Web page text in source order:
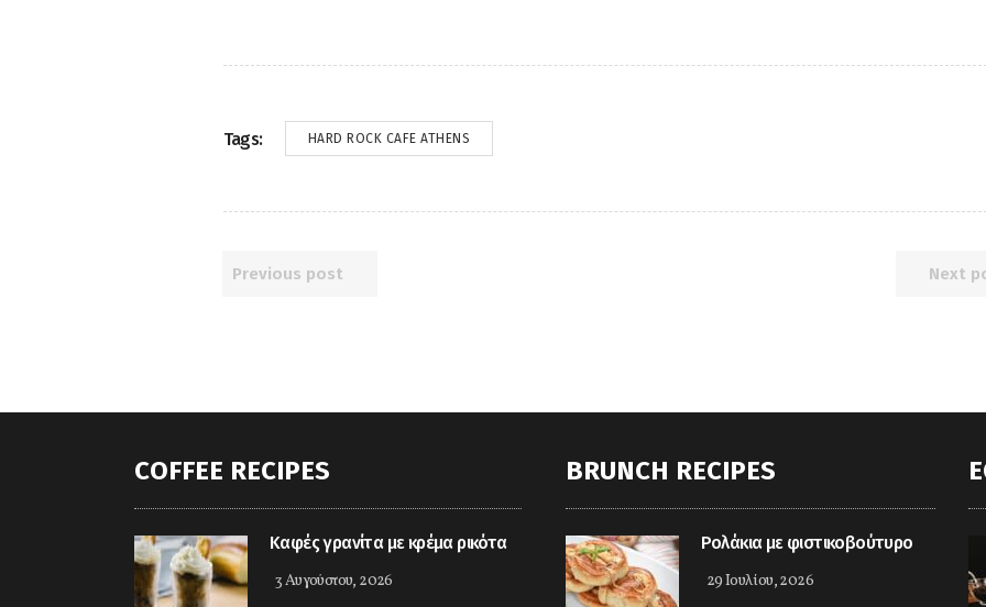
Tags: HARD ROCK CAFE ATHENS
Previous post Next
COFFEE RECIPES
Καφές γρανίτα με κρέμα ρικότα
3 Αυγούστου, 2026
BRUNCH RECIPES
Ρολάκια με φιστικοβούτυρο
29 Ιουλίου, 2026